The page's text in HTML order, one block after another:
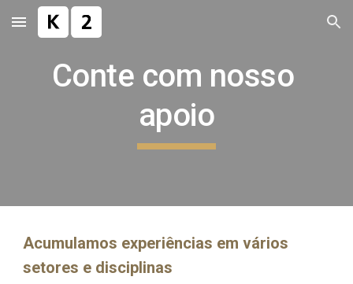
Skip to main content Skip to navigation
Conte com nosso
apoio
Acumulamos experiências em vários
setores e disciplinas